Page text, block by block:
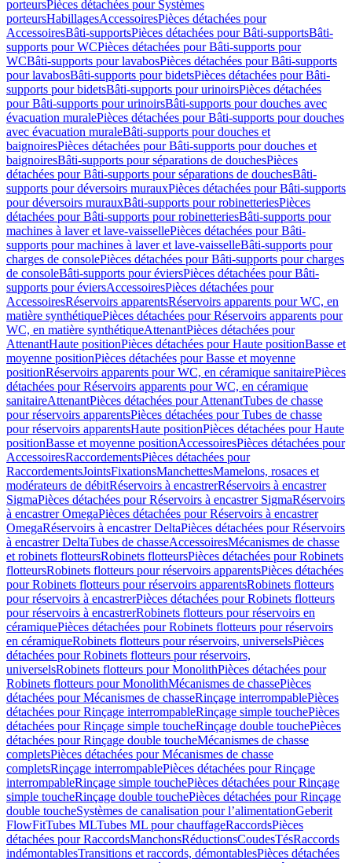
porteursPièces détachées pour Systèmes
porteursHabillagesAccessoiresPièces détachées pour
AccessoiresBâti-supportsPièces détachées pour Bâti-supportsBâti-
supports pour WCPièces détachées pour Bâti-supports pour
WCBâti-supports pour lavabosPièces détachées pour Bâti-supports
pour lavabosBâti-supports pour bidetsPièces détachées pour Bâti-
supports pour bidetsBâti-supports pour urinoirsPièces détachées
pour Bâti-supports pour urinoirsBâti-supports pour douches avec
évacuation muralePièces détachées pour Bâti-supports pour douches
avec évacuation muraleBâti-supports pour douches et
baignoiresPièces détachées pour Bâti-supports pour douches et
baignoiresBâti-supports pour séparations de douchesPièces
détachées pour Bâti-supports pour séparations de douchesBâti-
supports pour déversoirs murauxPièces détachées pour Bâti-supports
pour déversoirs murauxBâti-supports pour robinetteriesPièces
détachées pour Bâti-supports pour robinetteriesBâti-supports pour
machines à laver et lave-vaissellePièces détachées pour Bâti-
supports pour machines à laver et lave-vaisselleBâti-supports pour
charges de consolePièces détachées pour Bâti-supports pour charges
de consoleBâti-supports pour éviersPièces détachées pour Bâti-
supports pour éviersAccessoiresPièces détachées pour
AccessoiresRéservoirs apparentsRéservoirs apparents pour WC, en
matière synthétiquePièces détachées pour Réservoirs apparents pour
WC, en matière synthétiqueAttenantPièces détachées pour
AttenantHaute positionPièces détachées pour Haute positionBasse et
moyenne positionPièces détachées pour Basse et moyenne
positionRéservoirs apparents pour WC, en céramique sanitairePièces
détachées pour Réservoirs apparents pour WC, en céramique
sanitaireAttenantPièces détachées pour AttenantTubes de chasse
pour réservoirs apparentsPièces détachées pour Tubes de chasse
pour réservoirs apparentsHaute positionPièces détachées pour Haute
positionBasse et moyenne positionAccessoiresPièces détachées pour
AccessoiresRaccordementsPièces détachées pour
RaccordementsJointsFixationsManchettesMamelons, rosaces et
modérateurs de débitRéservoirs à encastrerRéservoirs à encastrer
SigmaPièces détachées pour Réservoirs à encastrer SigmaRéservoirs
à encastrer OmegaPièces détachées pour Réservoirs à encastrer
OmegaRéservoirs à encastrer DeltaPièces détachées pour Réservoirs
à encastrer DeltaTubes de chasseAccessoiresMécanismes de chasse
et robinets flotteursRobinets flotteursPièces détachées pour Robinets
flotteursRobinets flotteurs pour réservoirs apparentsPièces détachées
pour Robinets flotteurs pour réservoirs apparentsRobinets flotteurs
pour réservoirs à encastrerPièces détachées pour Robinets flotteurs
pour réservoirs à encastrerRobinets flotteurs pour réservoirs en
céramiquePièces détachées pour Robinets flotteurs pour réservoirs
en céramiqueRobinets flotteurs pour réservoirs, universelsPièces
détachées pour Robinets flotteurs pour réservoirs,
universelsRobinets flotteurs pour MonolithPièces détachées pour
Robinets flotteurs pour MonolithMécanismes de chassePièces
détachées pour Mécanismes de chasseRinçage interrompablePièces
détachées pour Rinçage interrompableRinçage simple touchePièces
détachées pour Rinçage simple toucheRinçage double touchePièces
détachées pour Rinçage double toucheMécanismes de chasse
completsPièces détachées pour Mécanismes de chasse
completsRinçage interrompablePièces détachées pour Rinçage
interrompableRinçage simple touchePièces détachées pour Rinçage
simple toucheRinçage double touchePièces détachées pour Rinçage
double toucheSystèmes de canalisation pour l’alimentationGeberit
FlowFitTubes MLTubes ML pour chauffageRaccordsPièces
détachées pour RaccordsManchonsRéductionsCoudesTésRaccords
indémontablesTransitions et raccords, démontablesPièces détachées